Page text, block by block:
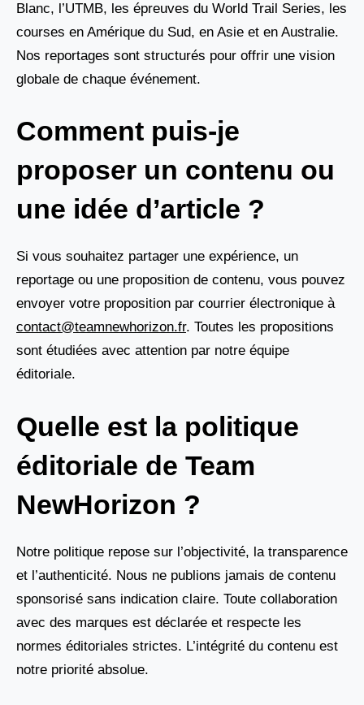
Blanc, l’UTMB, les épreuves du World Trail Series, les
courses en Amérique du Sud, en Asie et en Australie.
Nos reportages sont structurés pour offrir une vision
globale de chaque événement.
Comment puis-je
proposer un contenu ou
une idée d’article ?
Si vous souhaitez partager une expérience, un
reportage ou une proposition de contenu, vous pouvez
envoyer votre proposition par courrier électronique à
contact@teamnewhorizon.fr. Toutes les propositions
sont étudiées avec attention par notre équipe
éditoriale.
Quelle est la politique
éditoriale de Team
NewHorizon ?
Notre politique repose sur l’objectivité, la transparence
et l’authenticité. Nous ne publions jamais de contenu
sponsorisé sans indication claire. Toute collaboration
avec des marques est déclarée et respecte les
normes éditoriales strictes. L’intégrité du contenu est
notre priorité absolue.